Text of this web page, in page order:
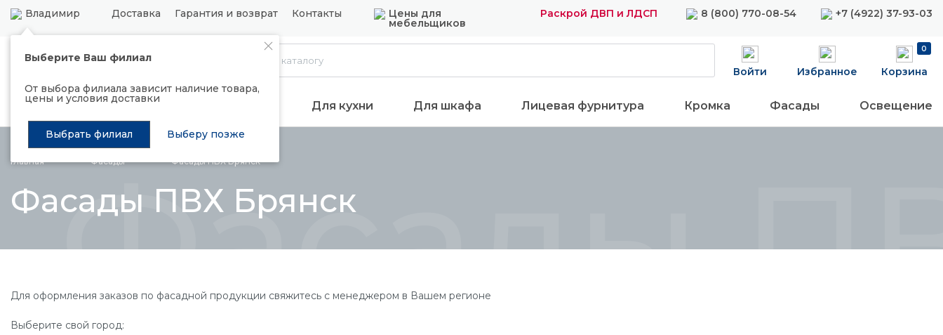
Владимир Доставка Гарантия и возврат Контакты Цены для
мебельщиков
Раскрой ДВП и ЛДСП 8 (800) 770-08-54 +7 (4922) 37-93-03
Выберите Ваш филиал
От выбора филиала зависит наличие товара,
цены и условия доставки
Выбрать филиал Выберу позже
Каталог
Войти Избранное
0
Корзина
Распродажа Подъемные механизмы Для кухни Для шкафа Лицевая фурнитура Кромка Фасады Освещение
Главная Фасады Фасады ПВХ Брянск
Фасады ПВХ Брянск
Фасады
Для оформления заказов по фасадной продукции свяжитесь с менеджером в Вашем регионе
Выберите свой город: